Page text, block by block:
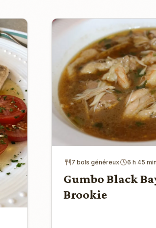
7 bols généreux 6 h 45 min
Gumbo Black
Brookie